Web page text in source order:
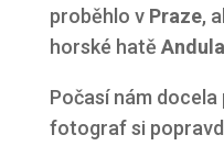
proběhlo v Praze,
horské hatě
Počasí nám
fotograf si